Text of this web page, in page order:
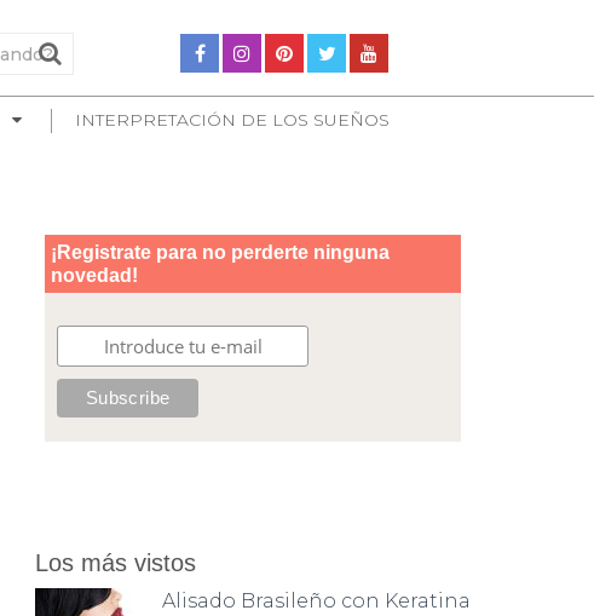
INTERPRETACIÓN DE LOS SUEÑOS
Los más vistos
Alisado Brasileño con Keratina